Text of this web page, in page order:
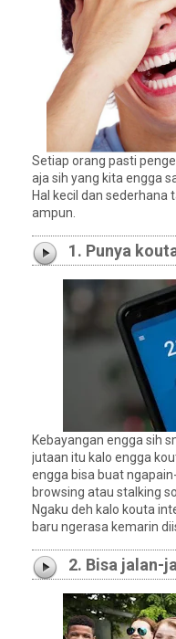
Setiap orang pasti
aja sih yang kita engga
Hal kecil dan sederhana
ampun.
1. Punya
Kebayangan engga sih
jutaan itu kalo engga
engga bisa buat
browsing atau stalking
Ngaku deh kalo kouta
baru ngerasa kemarin
2. Bisa jalan-